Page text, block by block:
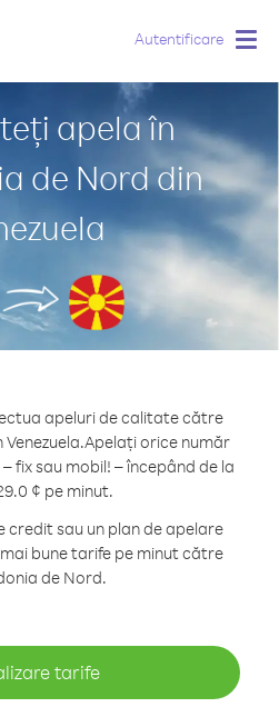
Autentificare
apela în
de Nord din
apeluri de calitate către
Apelați orice număr
fix sau mobil! – începând de la
¢ pe minut.
sau un plan de apelare
bune tarife pe minut către
de Nord.
tarife